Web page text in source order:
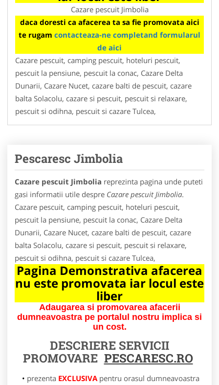
Cazare pescuit Jimbolia
daca doresti ca afacerea ta sa fie promovata aici
te rugam contacteaza-ne completand formularul
de aici
Cazare pescuit, camping pescuit, hoteluri pescuit,
pescuit la pensiune, pescuit la conac, Cazare Delta
Dunarii, Cazare Nucet, cazare balti de pescuit, cazare
balta Solacolu, cazare si pescuit, pescuit si relaxare,
pescuit si odihna, pescuit si cazare Tulcea,
Pescaresc Jimbolia
Cazare pescuit Jimbolia reprezinta pagina unde puteti
gasi informatii utile despre Cazare pescuit Jimbolia.
Cazare pescuit, camping pescuit, hoteluri pescuit,
pescuit la pensiune, pescuit la conac, Cazare Delta
Dunarii, Cazare Nucet, cazare balti de pescuit, cazare
balta Solacolu, cazare si pescuit, pescuit si relaxare,
pescuit si odihna, pescuit si cazare Tulcea,
Pagina Demonstrativa afacerea
nu este promovata iar locul este
liber
Adaugarea si promovarea afacerii
dumneavoastra pe portalul nostru implica si
un cost.
DESCRIERE SERVICII
PROMOVARE PESCARESC.RO
prezenta EXCLUSIVApentru orasul dumneavoastra